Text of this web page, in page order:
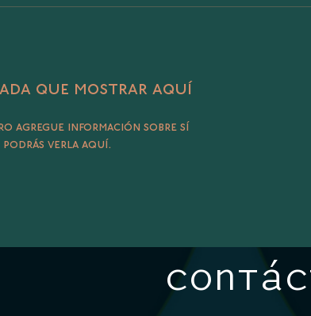
que mostrar aquí
agregue información sobre sí
podrás verla aquí.